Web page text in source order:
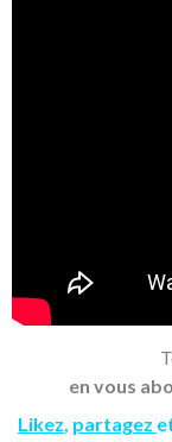
en vous
Likez partagez